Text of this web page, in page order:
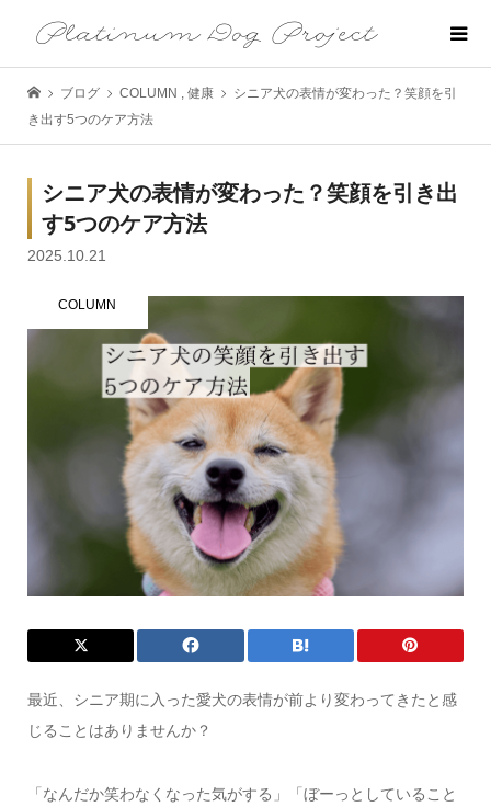
ブログ COLUMN , 健康
シニア犬の表情が変わった？笑顔を引
き出す5つのケア方法
シニア犬の表情が変わった？笑顔を引き出
す5つのケア方法
2025.10.21
COLUMN
最近、シニア期に入った愛犬の表情が前より変わってきたと感
じることはありませんか？
「なんだか笑わなくなった気がする」「ぼーっとしていること